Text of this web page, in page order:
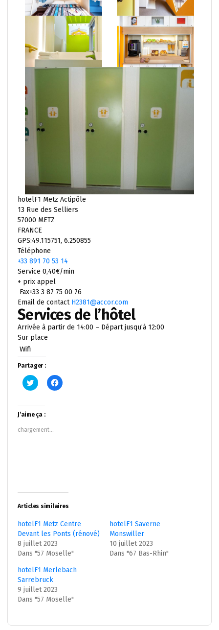
hotelF1 Metz Actipôle
13 Rue des Selliers
57000 METZ
FRANCE
GPS:49.115751, 6.250855
Téléphone
+33 891 70 53 14
Service 0,40€/min
+ prix appel
Fax+33 3 87 75 00 76
Email de contact H2381@accor.com
Services de l’hôtel
Arrivée à partir de 14:00 – Départ jusqu’à 12:00
Sur place
Wifi
Partager :
Cliquez
pour
Twitter(ouvre
dans
une
nouvelle
fenêtre)
Cliquez
pour
J’aime ça :
chargement…
Articles similaires
hotelF1 Metz Centre
Devant les Ponts (rénové)
8 juillet 2023
Dans "57 Moselle"
hotelF1 Saverne
Monswiller
10 juillet 2023
Dans "67 Bas-Rhin"
hotelF1 Merlebach
Sarrebruck
9 juillet 2023
Dans "57 Moselle"